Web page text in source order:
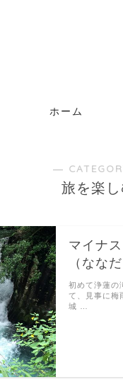
ホーム
―
旅を楽し
マイナ
（なな
初めて浄蓮の
て、見事に梅
城 …